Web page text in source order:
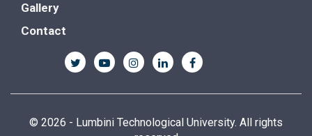
Gallery
Contact
© 2026 - Lumbini Technological University. All rights